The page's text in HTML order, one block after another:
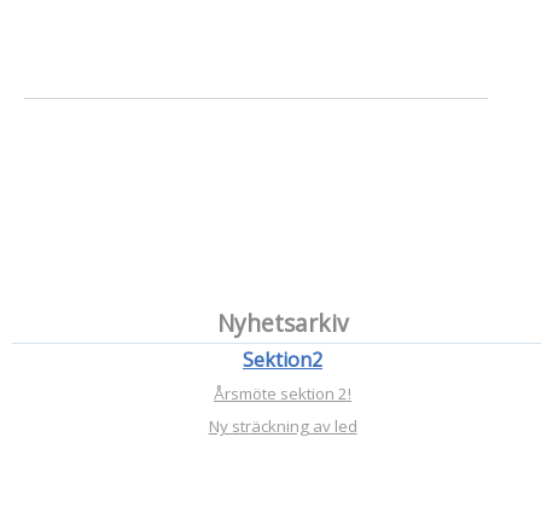
Nyhetsarkiv
Sektion2
Årsmöte sektion 2!
Ny sträckning av led